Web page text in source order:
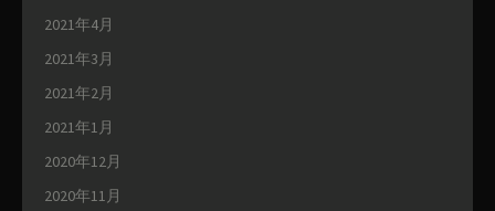
2021年4月
2021年3月
2021年2月
2021年1月
2020年12月
2020年11月